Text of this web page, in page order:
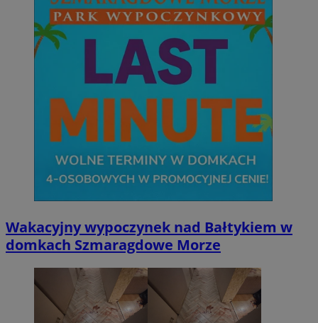
Wakacyjny wypoczynek nad Bałtykiem w
domkach Szmaragdowe Morze